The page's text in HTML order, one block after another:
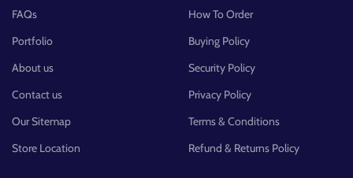
FAQs
Portfolio
About us
Contact us
Our Sitemap
Store Location
How To Order
Buying Policy
Security Policy
Privacy Policy
Terms & Conditions
Refund & Returns Policy